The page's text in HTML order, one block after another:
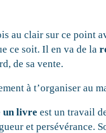
au clair sur ce point
ce soit. Il en va de la
de sa vente.
à t’organiser au
un livre est un travail
et persévérance.